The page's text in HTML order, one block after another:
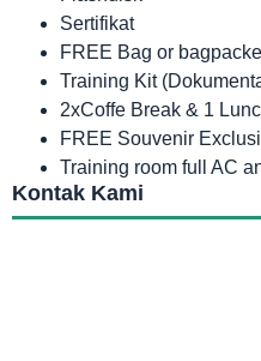
Sertifikat
FREE Bag or
Training Kit
2xCoffe Break & 1
FREE Souvenir
Training room full AC
Kontak Kami